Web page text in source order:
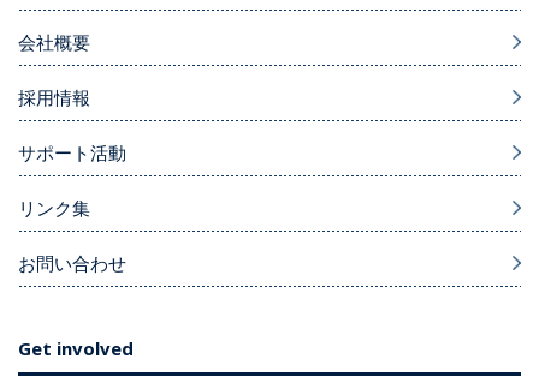
会社概要
採用情報
サポート活動
リンク集
お問い合わせ
Get involved